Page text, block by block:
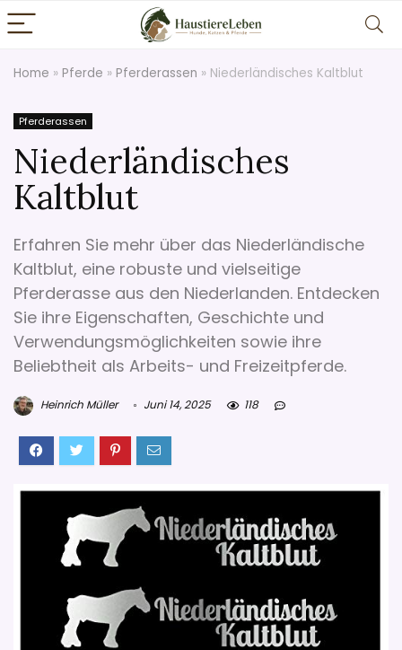
Home » Pferde » Pferderassen » Niederländisches Kaltblut
Pferderassen
Niederländisches
Kaltblut
Erfahren Sie mehr über das Niederländische
Kaltblut, eine robuste und vielseitige
Pferderasse aus den Niederlanden. Entdecken
Sie ihre Eigenschaften, Geschichte und
Verwendungsmöglichkeiten sowie ihre
Beliebtheit als Arbeits- und Freizeitpferde.
Heinrich Müller Juni 14, 2025 118